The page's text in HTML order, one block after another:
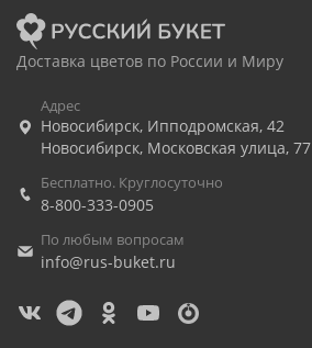
Доставка цветов по России и Миру
Адрес
Новосибирск, Ипподромская, 42
Новосибирск, Московская улица, 77
Бесплатно. Круглосуточно
8-800-333-0905
По любым вопросам
info@rus-buket.ru